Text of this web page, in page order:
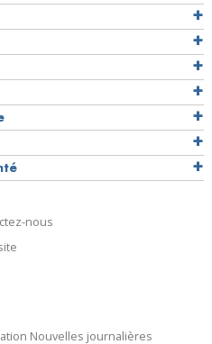
nous
Nouvelles journalières